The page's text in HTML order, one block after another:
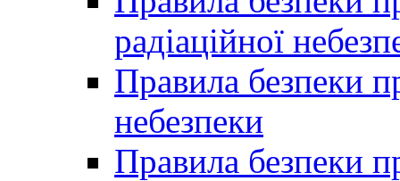
радіаційної
Правила безпеки
небезпеки
Правила безпеки